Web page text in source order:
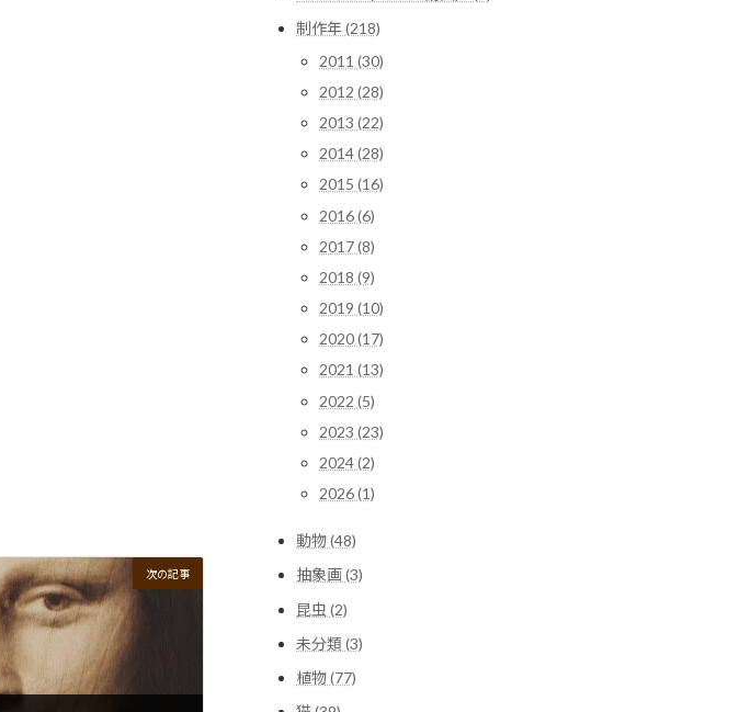
次の記事
制作年 (218)
2011 (30)
2012 (28)
2013 (22)
2014 (28)
2015 (16)
2016 (6)
2017 (8)
2018 (9)
2019 (10)
2020 (17)
2021 (13)
2022 (5)
2023 (23)
2024 (2)
2026 (1)
動物 (48)
抽象画 (3)
昆虫 (2)
未分類 (3)
植物 (77)